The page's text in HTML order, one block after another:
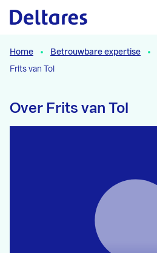
Naar hoofdcontent
Home Betrouwbare expertise
Frits van Tol
Over Frits van Tol